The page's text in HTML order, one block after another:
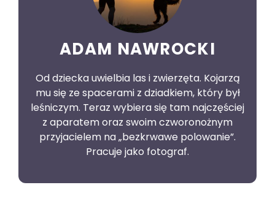
ADAM NAWROCKI
Od dziecka uwielbia las i zwierzęta. Kojarzą
mu się ze spacerami z dziadkiem, który był
leśniczym. Teraz wybiera się tam najczęściej
z aparatem oraz swoim czworonożnym
przyjacielem na „bezkrwawe polowanie”.
Pracuje jako fotograf.